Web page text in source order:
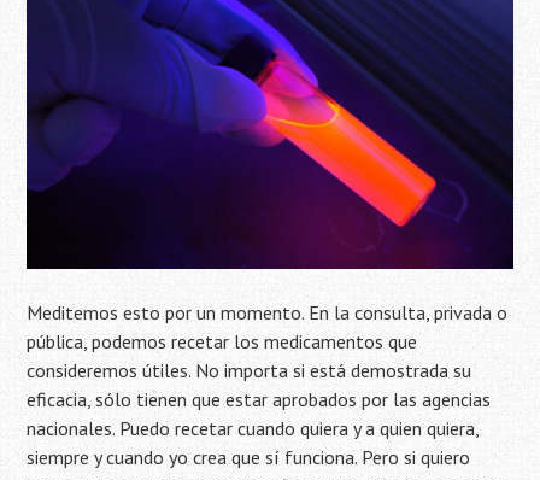
Meditemos esto por un momento. En la consulta, privada o
pública, podemos recetar los medicamentos que
consideremos útiles. No importa si está demostrada su
eficacia, sólo tienen que estar aprobados por las agencias
nacionales. Puedo recetar cuando quiera y a quien quiera,
siempre y cuando yo crea que sí funciona. Pero si quiero